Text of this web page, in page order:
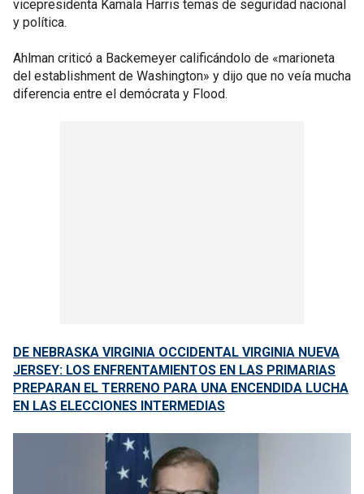
vicepresidenta Kamala Harris temas de seguridad nacional
y política.
Ahlman criticó a Backemeyer calificándolo de «marioneta
del establishment de Washington» y dijo que no veía mucha
diferencia entre el demócrata y Flood.
DE NEBRASKA VIRGINIA OCCIDENTAL VIRGINIA NUEVA
JERSEY: LOS ENFRENTAMIENTOS EN LAS PRIMARIAS
PREPARAN EL TERRENO PARA UNA ENCENDIDA LUCHA
EN LAS ELECCIONES INTERMEDIAS